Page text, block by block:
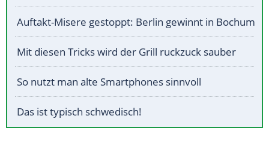
Auftakt-Misere gestoppt: Berlin gewinnt in Bochum
Mit diesen Tricks wird der Grill ruckzuck sauber
So nutzt man alte Smartphones sinnvoll
Das ist typisch schwedisch!